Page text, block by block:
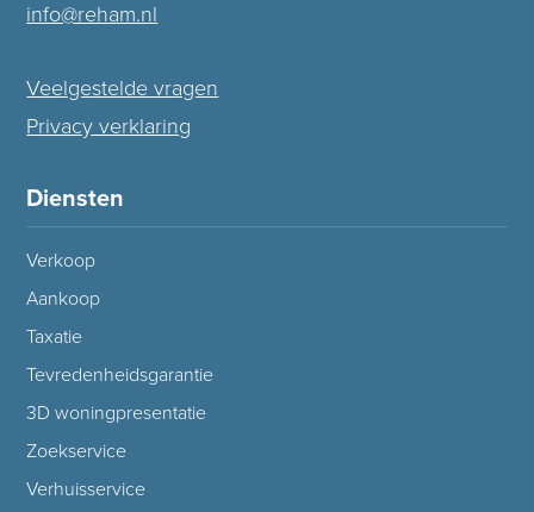
info@reham.nl
Veelgestelde vragen
Privacy verklaring
Diensten
Verkoop
Aankoop
Taxatie
Tevredenheidsgarantie
3D woningpresentatie
Zoekservice
Verhuisservice